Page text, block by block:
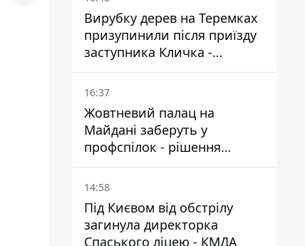
Вирубку дерев на Теремках
призупинили після приїзду
заступника Кличка -
почався діалог
16:37
Жовтневий палац на
Майдані заберуть у
профспілок - рішення
Господарського суду
14:58
Під Києвом від обстрілу
загинула директорка
Спаського ліцею - КМДА